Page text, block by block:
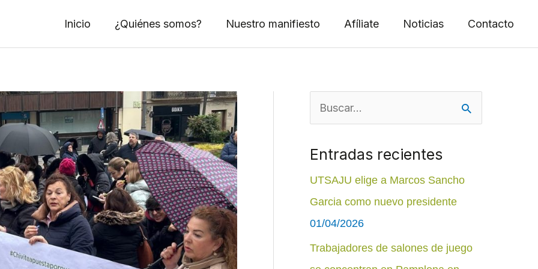
Inicio ¿Quiénes somos? Nuestro manifiesto Afíliate Noticias Contacto
s
c
a
r
p
Entradas recientes
UTSAJU elige a Marcos Sancho
Garcia como nuevo presidente
01/04/2026
Trabajadores de salones de juego